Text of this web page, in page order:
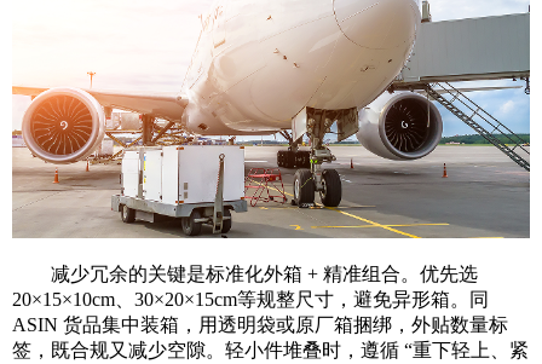
减少冗余的关键是标准化外箱 + 精准组合。优先选
20×15×10cm、30×20×15cm等规整尺寸，避免异形箱。同
ASIN 货品集中装箱，用透明袋或原厂箱捆绑，外贴数量标
签，既合规又减少空隙。轻小件堆叠时，遵循 “重下轻上、紧